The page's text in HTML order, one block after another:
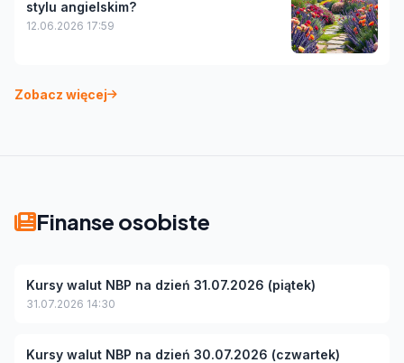
stylu angielskim?
12.06.2026 17:59
Zobacz więcej
Finanse osobiste
Kursy walut NBP na dzień 31.07.2026 (piątek)
31.07.2026 14:30
Kursy walut NBP na dzień 30.07.2026 (czwartek)